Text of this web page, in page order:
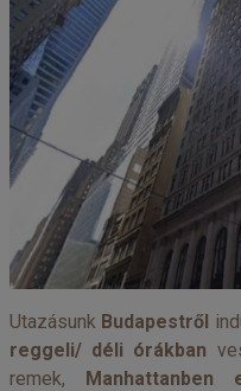
Utazásunk Budapestről
reggeli/ déli órákban
remek, Manhattanben